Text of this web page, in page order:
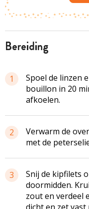
bereiding
1
Spoel de linzen
bouillon in 20
afkoelen.
2
Verwarm de
met de
3
Snij de kipfilets
doormidden.
zout en verdeel
dicht en zet